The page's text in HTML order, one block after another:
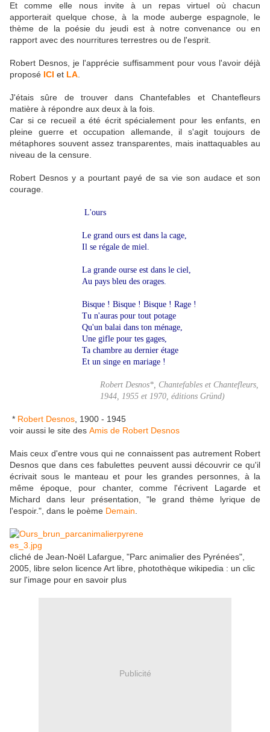
Et comme elle nous invite à un repas virtuel où chacun
apporterait quelque chose, à la mode auberge espagnole, le
thème de la poésie du jeudi est à notre convenance ou en
rapport avec des nourritures terrestres ou de l'esprit.
Robert Desnos, je l'apprécie suffisamment pour vous l'avoir déjà
proposé ICI et LA
J'étais sûre de trouver dans Chantefables et Chantefleurs
matière à répondre aux deux à la fois.
Car si ce recueil a été écrit spécialement pour les enfants, en
pleine guerre et occupation allemande, il s'agit toujours de
métaphores souvent assez transparentes, mais inattaquables au
niveau de la censure.
Robert Desnos y a pourtant payé de sa vie son audace et son
courage.
L'ours
Le grand ours est dans la cage,
Il se régale de miel.
La grande ourse est dans le ciel,
Au pays bleu des orages.
Bisque ! Bisque ! Bisque ! Rage !
Tu n'auras pour tout potage
Qu'un balai dans ton ménage,
Une gifle pour tes gages,
Ta chambre au dernier étage
Et un singe en mariage !
Robert Desnos*, Chantefables et Chantefleurs,
1944, 1955 et 1970, éditions Gründ)
* Robert Desnos , 1900 - 1945
voir aussi le site des Amis de Robert Desnos
Mais ceux d'entre vous qui ne connaissent pas autrement Robert
Desnos que dans ces fabulettes peuvent aussi découvrir ce qu'il
écrivait sous le manteau et pour les grandes personnes, à la
même époque, pour chanter, comme l'écrivent Lagarde et
Michard dans leur présentation, "le grand thème lyrique de
l'espoir.", dans le poème Demain
cliché de Jean-Noël Lafargue, "Parc animalier des Pyrénées",
2005, libre selon licence Art libre, photothèque wikipedia : un clic
sur l'image pour en savoir plus
Publicité